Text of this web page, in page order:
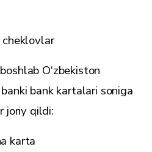
cheklovlar
O‘zbekiston
bank kartalari soniga
joriy qildi:
karta